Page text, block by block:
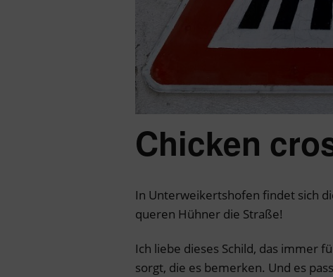
Chicken
In Unterweikertshofen findet sich
queren Hühner die Straße!
Ich liebe dieses Schild, das immer
sorgt, die es bemerken. Und es